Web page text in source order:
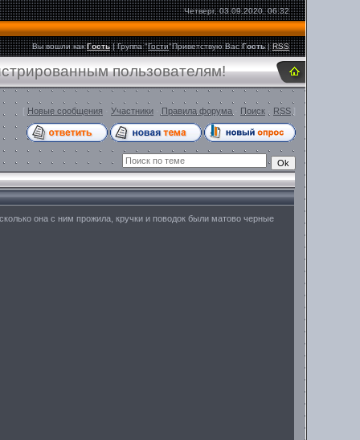
Четверг, 03.09.2020, 06:32
Вы вошли как Гость|Группа"Гости"Приветствую Вас Гость |RSS
пользователям!
[ Новые сообщения Участники Правила форума Поиск RSS ]
она с ним прожила, кручки и поводок были матово черные